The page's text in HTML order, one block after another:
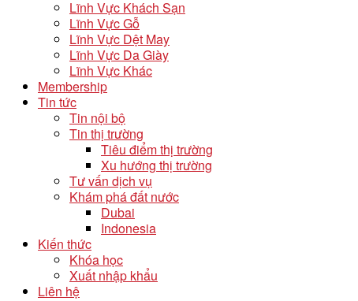
Lĩnh Vực Khách Sạn
Lĩnh Vực Gỗ
Lĩnh Vực Dệt May
Lĩnh Vực Da Giày
Lĩnh Vực Khác
Membership
Tin tức
Tin nội bộ
Tin thị trường
Tiêu điểm thị trường
Xu hướng thị trường
Tư vấn dịch vụ
Khám phá đất nước
Dubai
Indonesia
Kiến thức
Khóa học
Xuất nhập khẩu
Liên hệ